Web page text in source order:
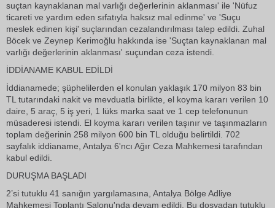
suçtan kaynaklanan mal varlığı değerlerinin aklanması' ile 'Nüfuz
ticareti ve yardım eden sıfatıyla haksız mal edinme' ve 'Suçu
meslek edinen kişi' suçlarından cezalandırılması talep edildi. Zuhal
Böcek ve Zeynep Kerimoğlu hakkında ise 'Suçtan kaynaklanan mal
varlığı değerlerinin aklanması' suçundan ceza istendi.
İDDİANAME KABUL EDİLDİ
İddianamede; şüphelilerden el konulan yaklaşık 170 milyon 83 bin
TL tutarındaki nakit ve mevduatla birlikte, el koyma kararı verilen 10
daire, 5 araç, 5 iş yeri, 1 lüks marka saat ve 1 cep telefonunun
müsaderesi istendi. El koyma kararı verilen taşınır ve taşınmazların
toplam değerinin 258 milyon 600 bin TL olduğu belirtildi. 702
sayfalık iddianame, Antalya 6'ncı Ağır Ceza Mahkemesi tarafından
kabul edildi.
DURUŞMA BAŞLADI
2’si tutuklu 41 sanığın yargılamasına, Antalya Bölge Adliye
Mahkemesi Toplantı Salonu'nda devam edildi. Bu dosyadan tutuklu